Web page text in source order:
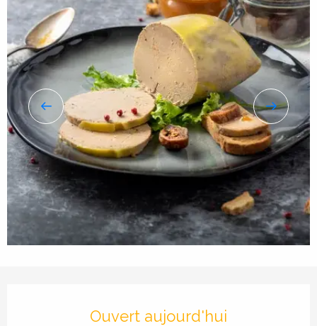
Ouvert aujourd'hui